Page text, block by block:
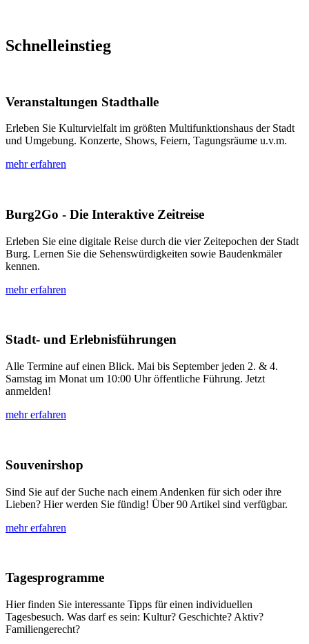
Schnelleinstieg
Veranstaltungen Stadthalle
Erleben Sie Kulturvielfalt im größten Multifunktionshaus der Stadt
und Umgebung. Konzerte, Shows, Feiern, Tagungsräume u.v.m.
mehr erfahren
Burg2Go - Die Interaktive Zeitreise
Erleben Sie eine digitale Reise durch die vier Zeitepochen der Stadt
Burg. Lernen Sie die Sehenswürdigkeiten sowie Baudenkmäler
kennen.
mehr erfahren
Stadt- und Erlebnisführungen
Alle Termine auf einen Blick. Mai bis September jeden 2. & 4.
Samstag im Monat um 10:00 Uhr öffentliche Führung. Jetzt
anmelden!
mehr erfahren
Souvenirshop
Sind Sie auf der Suche nach einem Andenken für sich oder ihre
Lieben? Hier werden Sie fündig! Über 90 Artikel sind verfügbar.
mehr erfahren
Tagesprogramme
Hier finden Sie interessante Tipps für einen individuellen
Tagesbesuch. Was darf es sein: Kultur? Geschichte? Aktiv?
Familiengerecht?